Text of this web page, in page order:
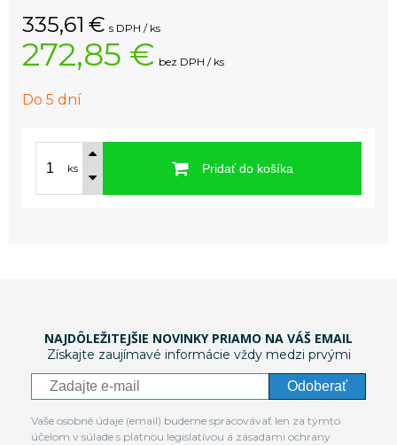
335,61 € s DPH / ks
272,85 € bez DPH / ks
Do 5 dní
ks Pridať do košíka
NAJDÔLEŽITEJŠIE NOVINKY PRIAMO NA VÁŠ EMAIL
Získajte zaujímavé informácie vždy medzi prvými
Odoberať
Vaše osobné údaje (email) budeme spracovávať len za týmto
účelom v súlade s platnou legislatívou a zásadami ochrany